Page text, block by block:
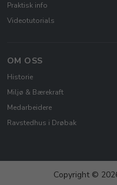
Praktisk info
Videotutorials
OM OSS
Historie
Miljø & Bærekraft
Medarbeidere
Ravstedhus i Drøbak
Copyright ©